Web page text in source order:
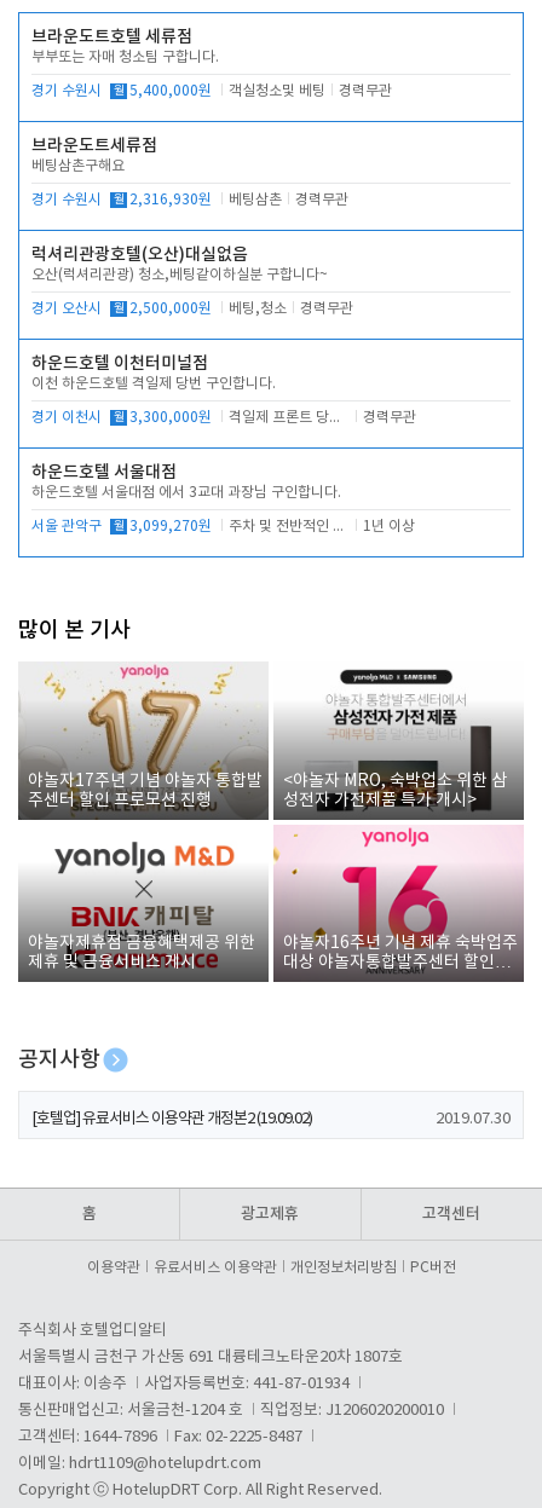
브라운도트호텔 세류점
부부또는 자매 청소팀 구합니다.
경기 수원시 월 5,400,000원 객실청소및 베팅 경력무관
브라운도트세류점
베팅삼촌구해요
경기 수원시 월 2,316,930원 베팅삼촌 경력무관
럭셔리관광호텔(오산)대실없음
오산(럭셔리관광) 청소,베팅같이하실분 구합니다~
경기 오산시 월 2,500,000원 베팅,청소 경력무관
하운드호텔 이천터미널점
이천 하운드호텔 격일제 당번 구인합니다.
경기 이천시 월 3,300,000원 격일제 프론트 당번 업무로 주차 및 객실 점검 경력무관
하운드호텔 서울대점
하운드호텔 서울대점 에서 3교대 과장님 구인합니다.
서울 관악구 월 3,099,270원 주차 및 전반적인 당번업무 1년 이상
많이 본 기사
야놀자17주년 기념 야놀자 통합발
주센터 할인 프로모션 진행
<야놀자 MRO, 숙박업소 위한 삼
성전자 가전제품 특가 개시>
야놀자제휴점 금융혜택제공 위한
제휴 및 금융서비스 게시
야놀자16주년 기념 제휴 숙박업주
대상 야놀자통합발주센터 할인쿠
폰 증정
공지사항
[호텔업] 개인정보 처리방침 개정본1 (19.09.02)
[호텔업] 유료서비스 이용약관 개정본2 (19.09.02) 2019.07.30
홈 광고제휴 고객센터
이용약관 유료서비스 이용약관 개인정보처리방침 PC버전
주식회사 호텔업디알티
서울특별시 금천구 가산동 691 대륭테크노타운20차 1807호
대표이사: 이송주
사업자등록번호: 441-87-01934
통신판매업신고: 서울금천-1204 호
직업정보: J1206020200010
고객센터: 1644-7896
Fax: 02-2225-8487
이메일: hdrt1109@hotelupdrt.com
Copyright ⓒ HotelupDRT Corp. All Right Reserved.